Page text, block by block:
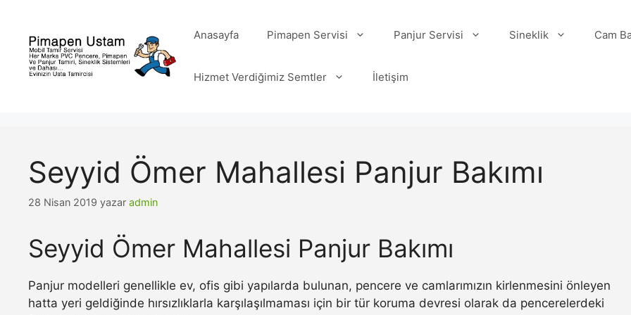
Anasayfa Pimapen Servisi Panjur Servisi Sineklik Cam
Hizmet Verdiğimiz Semtler İletişim
Seyyid Ömer Mahallesi Panjur Bakımı
28 Nisan 2019 yazar admin
Seyyid Ömer Mahallesi Panjur Bakımı
Panjur modelleri genellikle ev, ofis gibi yapılarda bulunan, pencere ve camlarımızın kirlenmesini önleyen
hatta yeri geldiğinde hırsızlıklarla karşılaşılmaması için bir tür koruma devresi olarak da pencerelerdeki